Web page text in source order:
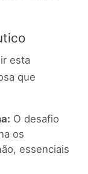
esta
que
O desafio
os
essenciais